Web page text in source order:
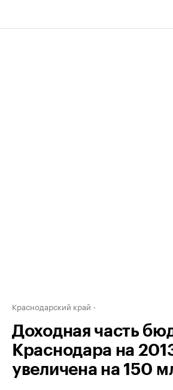
Краснодарский край
Доходная часть
Краснодара на
увеличена на 150